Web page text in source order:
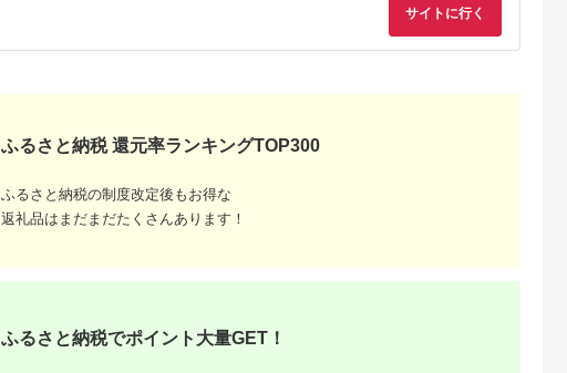
出典：楽天ふるさと納
【ふるさと納税】 い
わて短角和牛 ハンバ
出典：楽天ふるさと納
【ふるさと納税】 海
の駅ほそしま 大漁 セ
出典：楽天ふるさと納
出典：楽天ふるさと
サイトに行く
ふるさと納税 還元率ランキングTOP300
ふるさと納税の制度改定後もお得な
返礼品はまだまだたくさんあります！
ふるさと納税でポイント大量GET！